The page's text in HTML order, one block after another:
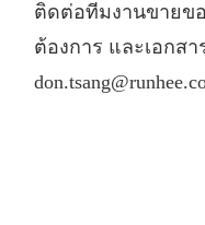
ติดต่อทีมงานขายข
ต้องการ และเอกส